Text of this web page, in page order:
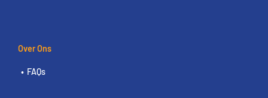
Over Ons
FAQs